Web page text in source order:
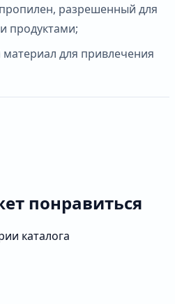
разрешенный для
продуктами;
для привлечения
понравиться
каталога